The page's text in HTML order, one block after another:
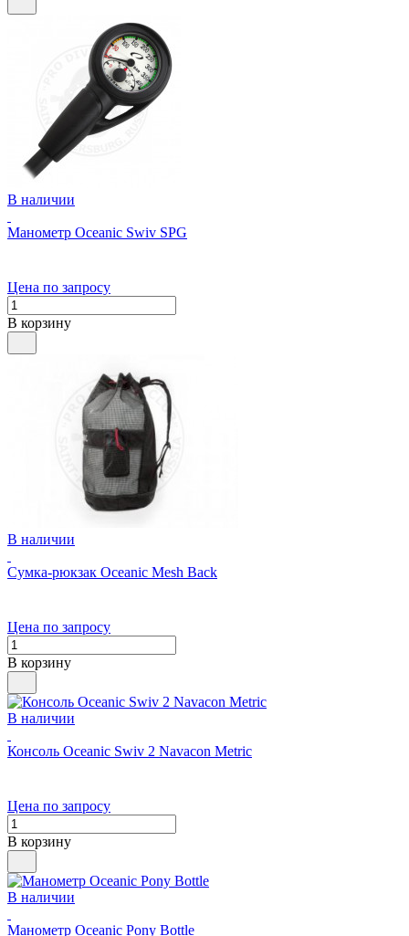
В наличии
Манометр Oceanic Swiv SPG
Цена по запросу
В корзину
В наличии
Сумка-рюкзак Oceanic Mesh Back
Цена по запросу
В корзину
В наличии
Консоль Oceanic Swiv 2 Navacon Metric
Цена по запросу
В корзину
В наличии
Манометр Oceanic Pony Bottle